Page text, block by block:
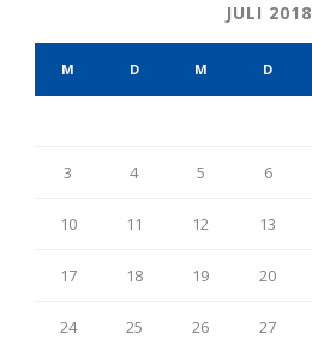
JULI 2018
M D M D
3 4 5 6
10 11 12 13
17 18 19 20
24 25 26 27